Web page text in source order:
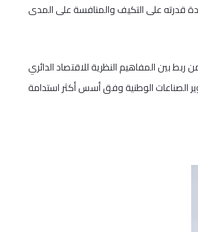
قدرته على التكيف والمنافسة على المدى
ربط بين المفاهيم النظرية للاقتصاد الدائري
الصناعات الوطنية وفق أسس أكثر استدامة